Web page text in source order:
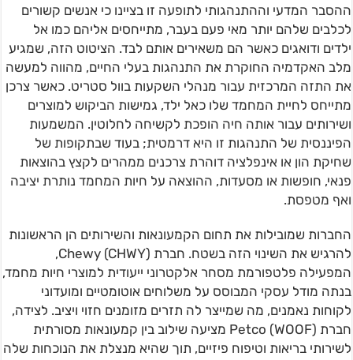
ההסבר המדעי וההתנהגותי לתופעה זו בציינו כי אנשים קשורים
לכלבים שלהם יותר מאי פעם בעבר, מתייחסים אליהם כמו אל
ילדים ודואגים כאשר הם משאירים אותם לבד. הציטוט הזה, שמגיע
מלב האקדמיה החוקרת את התנהגות בעלי החיים, מהווה למעשה
את התזה המרכזית עבור מנהלי השקעות בוול סטריט. כאשר צרכן
מתייחס לחיית המחמד שלו כאל ילד, גמישות הביקוש למוצרים
ושירותים עבור אותה חיה הופכת לקשיחה לחלוטין. המשמעות
הפיננסית של התנהגות זו היא דרמטית; בעוד שבתקופות של
שחיקת הון או אינפלציה דוהרת צרכנים ממהרים לקצץ בהוצאות
פנאי, חופשות או מסעדות, ההוצאה על חיות המחמד נותרת יציבה
ואף מטפסת.
החברות שמובילות את תחום הקמעונאות והשירותים הן הראשונות
להרגיש את השינוי הזה בשטח. חברת Chewy (CHWY),
המפעילה פלטפורמת מסחר אלקטרוני ייעודית למוצרי חיות מחמד,
בנתה מודל עסקי המבוסס על משלוחים אוטומטיים ומועדוני
לקוחות נאמנים, מה שמייצר לה תזרים מזומנים חזוי ויציב. לצידה,
חברת Petco (WOOF) מציעה שילוב בין קמעונאות מסורתית
לשירותי בריאות וטיפוח פיזיים, תוך שהיא מנצלת את הנוכחות שלה